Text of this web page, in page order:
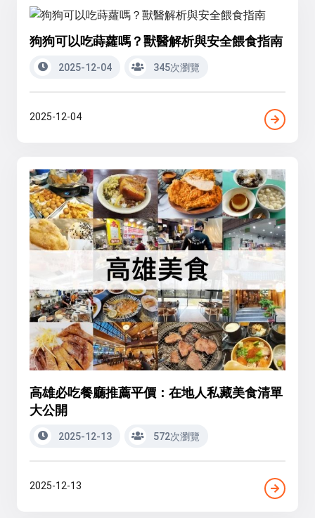
狗狗可以吃蒔蘿嗎？獸醫解析與安全餵食指南
2025-12-04 345次瀏覽
2025-12-04
高雄必吃餐廳推薦平價：在地人私藏美食清單
大公開
2025-12-13 572次瀏覽
2025-12-13